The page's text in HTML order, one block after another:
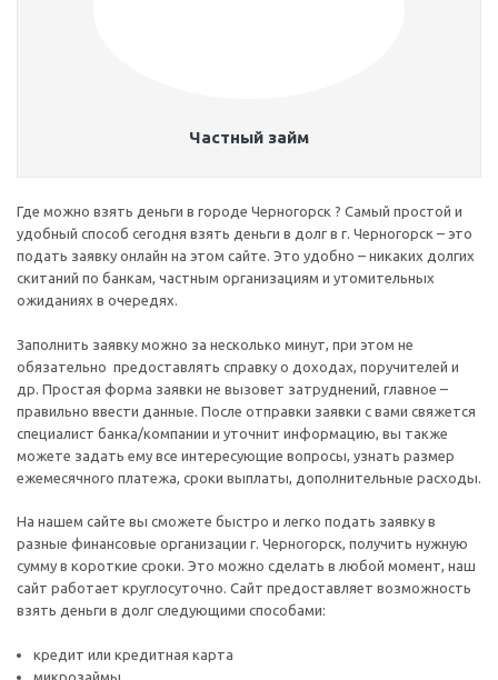
Частный займ
Где можно взять деньги в городе Черногорск ? Самый простой и
удобный способ сегодня взять деньги в долг в г. Черногорск – это
подать заявку онлайн на этом сайте. Это удобно – никаких долгих
скитаний по банкам, частным организациям и утомительных
ожиданиях в очередях.
Заполнить заявку можно за несколько минут, при этом не
обязательно предоставлять справку о доходах, поручителей и
др. Простая форма заявки не вызовет затруднений, главное –
правильно ввести данные. После отправки заявки с вами свяжется
специалист банка/компании и уточнит информацию, вы также
можете задать ему все интересующие вопросы, узнать размер
ежемесячного платежа, сроки выплаты, дополнительные расходы.
На нашем сайте вы сможете быстро и легко подать заявку в
разные финансовые организации г. Черногорск, получить нужную
сумму в короткие сроки. Это можно сделать в любой момент, наш
сайт работает круглосуточно. Сайт предоставляет возможность
взять деньги в долг следующими способами:
кредит или кредитная карта
микрозаймы